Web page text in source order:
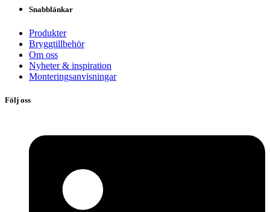
Snabblänkar
Produkter
Bryggtillbehör
Om oss
Nyheter & inspiration
Monteringsanvisningar
Följ oss